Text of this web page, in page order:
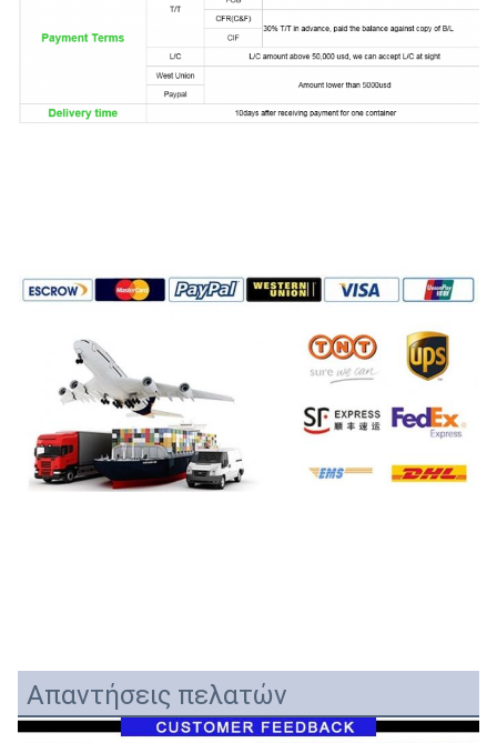
Απαντήσεις πελατών